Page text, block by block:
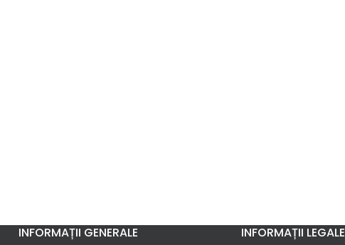
INFORMAȚII GENERALE INFORMAȚII LEGALE